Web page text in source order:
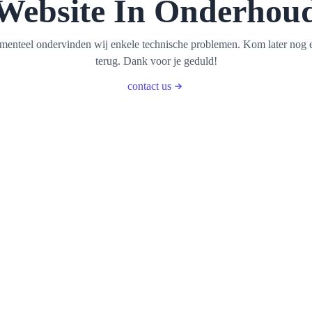
In
ondervinden wij enkele technische problemen. Kom later nog
terug. Dank voor je geduld!
contact us